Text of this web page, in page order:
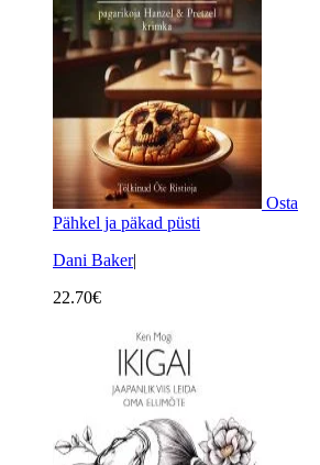
Osta
Pähkel ja päkad püsti
Dani Baker|
22.70€